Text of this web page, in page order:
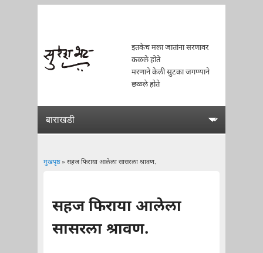
इतकेच मला जातांना सरणावर
कळले होते
मरणाने केली सुटका जगण्याने
छळले होते
मुखपृष्ठ» सहज फिराया आलेला सासरला श्रावण.
सहज फिराया आलेला
सासरला श्रावण.